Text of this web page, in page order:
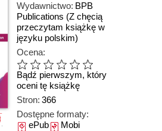
Wydawnictwo: BPB
Publications (Z chęcią
przeczytam książkę w
języku polskim)
Ocena:
Bądź pierwszym, który
oceni tę książkę
Stron: 366
Dostępne formaty:
ePubMobi